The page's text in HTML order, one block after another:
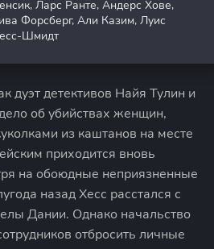
Ларс Ранте, Андерс Хове,
Форсберг, Али Казим, Луис
Шмидт
дуэт детективов Найя Тулин и
об убийствах женщин,
из каштанов на месте
приходится вновь
на обоюдные неприязненные
назад Хесс расстался с
Дании. Однако начальство
отбросить личные